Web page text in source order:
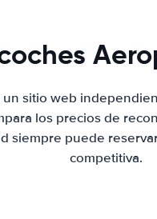
un sitio web
los precios de
siempre puede
competitiva.